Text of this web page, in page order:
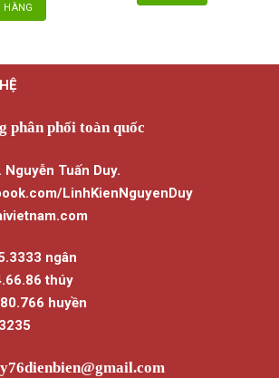
HÀNG
phân phối toàn quốc
Tuấn Duy.
LinhKienNguyenDuy
ngân
thúy
huyền